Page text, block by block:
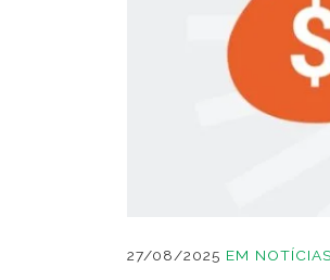
27/08/2025 EM NOTÍCIAS